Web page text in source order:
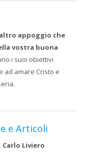
appoggio che
vostra buona
i suoi obiettivi
ad amare Cristo e
e Articoli
Liviero